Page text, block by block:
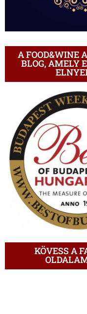
A FOOD&WINE
BLOG, AMELY
KÖVESS A